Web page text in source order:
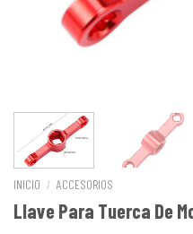
INICIO / ACCESORIOS
Llave Para Tuerca De